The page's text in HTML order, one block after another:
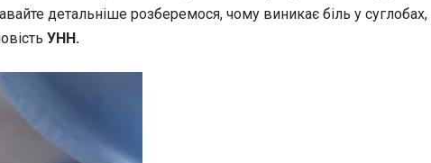
детальніше розберемося, чому виникає біль у суглобах,
УНН.